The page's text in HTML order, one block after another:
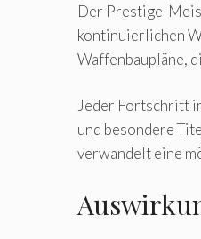
Der Prestige-
kontinuierlichen
Waffenbaupläne,
Jeder Fortschritt
und besondere
verwandelt eine